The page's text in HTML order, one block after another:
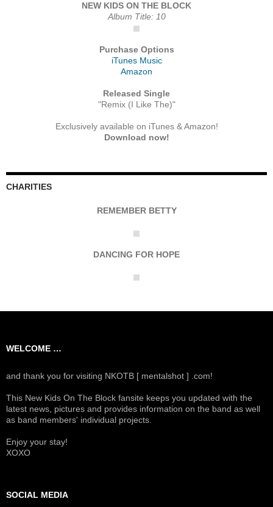
NEW KIDS ON THE BLOCK
Album Title: 10
Purchase Options
iTunes Music
Amazon
Released Single
"Remix (I Like The)"
Exclusively available on iTunes & Amazon!
Download now!
CHARITIES
REMEMBER BETTY
DANCING FOR HOPE
WELCOME …
and thank you for visiting NKOTB [ mentalshot ] .com!
This New Kids On The Block fansite keeps you updated with the
latest news, pictures and provides information on the band as well
as band members' individual projects.
Enjoy your stay!
XOXO
SOCIAL MEDIA